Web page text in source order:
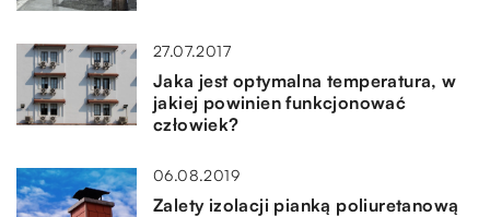
27.07.2017
Jaka jest optymalna temperatura, w
jakiej powinien funkcjonować
człowiek?
06.08.2019
Zalety izolacji pianką poliuretanową